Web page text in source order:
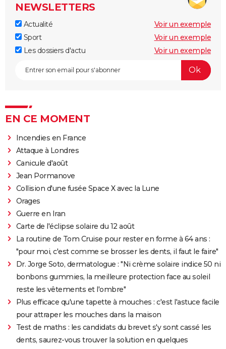
NEWSLETTERS
Actualité
Voir un exemple
Sport
Voir un exemple
Les dossiers d'actu
Voir un exemple
EN CE MOMENT
Incendies en France
Attaque à Londres
Canicule d'août
Jean Pormanove
Collision d'une fusée Space X avec la Lune
Orages
Guerre en Iran
Carte de l'éclipse solaire du 12 août
La routine de Tom Cruise pour rester en forme à 64 ans :
"pour moi, c'est comme se brosser les dents, il faut le faire"
Dr. Jorge Soto, dermatologue : "Ni crème solaire indice 50 ni
bonbons gummies, la meilleure protection face au soleil
reste les vêtements et l'ombre"
Plus efficace qu'une tapette à mouches : c'est l'astuce facile
pour attraper les mouches dans la maison
Test de maths : les candidats du brevet s'y sont cassé les
dents, saurez-vous trouver la solution en quelques